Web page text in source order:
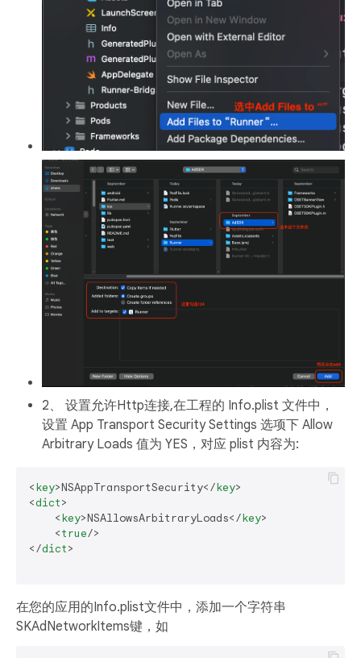
2、 设置允许Http连接,在工程的 Info.plist 文件中，
设置 App Transport Security Settings 选项下 Allow
Arbitrary Loads 值为 YES，对应 plist 内容为:
<key>NSAppTransportSecurity</key>
<dict>
<key>NSAllowsArbitraryLoads</key>
<true/>
</dict>
在您的应用的Info.plist文件中，添加一个字符串
SKAdNetworkItems键，如